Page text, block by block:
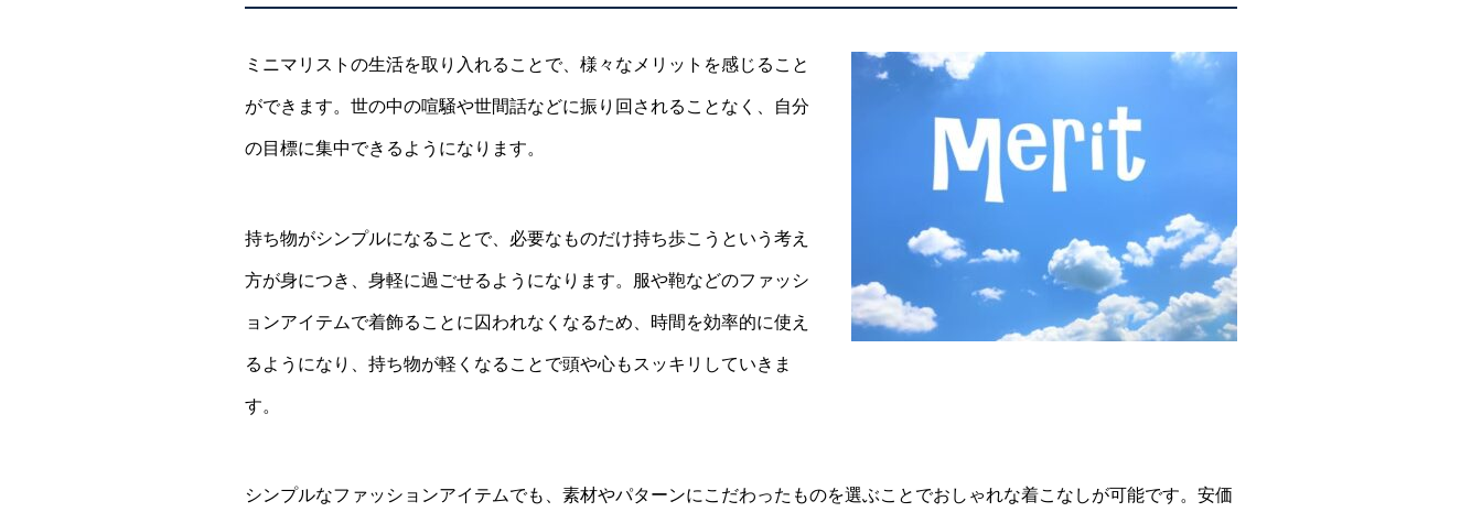
ミニマリストの生活を取り入れることで、様々なメリットを感じること
ができます。世の中の喧騒や世間話などに振り回されることなく、自分
の目標に集中できるようになります。
持ち物がシンプルになることで、必要なものだけ持ち歩こうという考え
方が身につき、身軽に過ごせるようになります。服や鞄などのファッシ
ョンアイテムで着飾ることに囚われなくなるため、時間を効率的に使え
るようになり、持ち物が軽くなることで頭や心もスッキリしていきま
す。
シンプルなファッションアイテムでも、素材やパターンにこだわったものを選ぶことでおしゃれな着こなしが可能です。安価